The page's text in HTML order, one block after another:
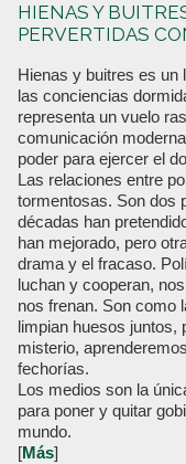
HIENAS Y
PERVERTIDAS
Hienas y buitres es un
las conciencias
representa un vuelo
comunicación
poder para ejercer el
Las relaciones entre
tormentosas. Son dos
décadas han
han mejorado, pero
drama y el fracaso.
luchan y cooperan,
nos frenan. Son como
limpian huesos juntos,
misterio,
fechorías.
Los medios son la
para poner y quitar
mundo.
[Más]